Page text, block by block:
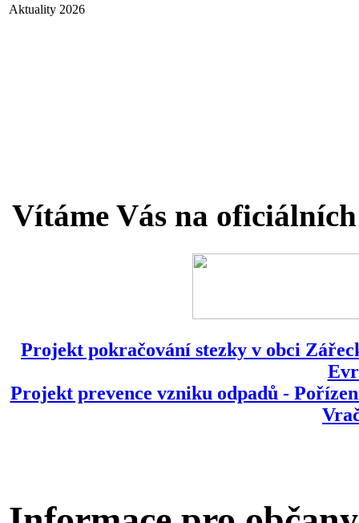
Aktuality 2026
Vítáme Vás na
Projekt pokračování stezky v obci
Projekt prevence vzniku odpadů -